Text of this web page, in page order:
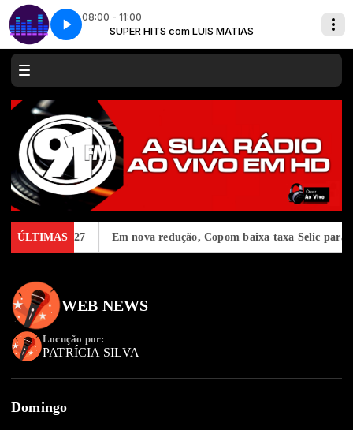
08:00 - 11:00
SUPER HITS com LUIS MATIAS
Planeta Hits - Parte 2
ÚLTIMAS
em 2027 Em nova redução, Copom baixa taxa Selic para
WEB NEWS
Locução por:
PATRÍCIA SILVA
Domingo